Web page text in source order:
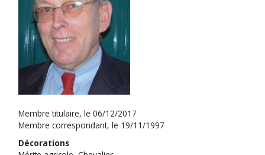
Membre titulaire, le 06/12/2017
Membre correspondant, le 19/11/1997
Décorations